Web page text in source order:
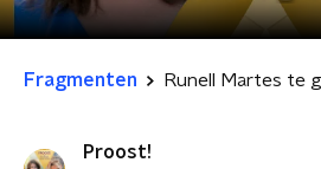
Fragmenten Runell Martes te
Proost!